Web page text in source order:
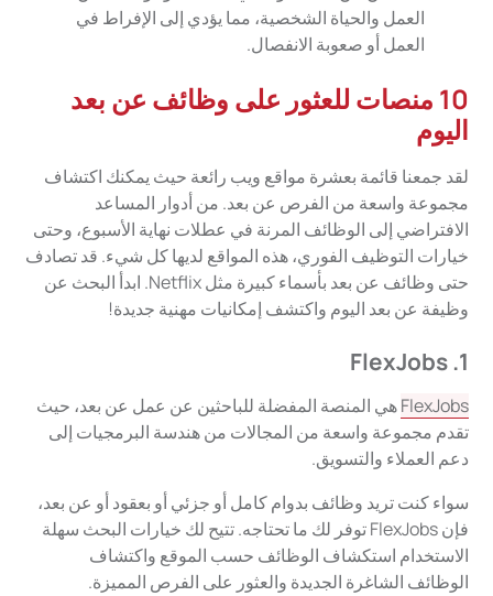
العمل والحياة الشخصية، مما يؤدي إلى الإفراط في
العمل أو صعوبة الانفصال.
10 منصات للعثور على وظائف عن بعد
اليوم
لقد جمعنا قائمة بعشرة مواقع ويب رائعة حيث يمكنك اكتشاف
مجموعة واسعة من الفرص عن بعد. من أدوار المساعد
الافتراضي إلى الوظائف المرنة في عطلات نهاية الأسبوع، وحتى
خيارات التوظيف الفوري، هذه المواقع لديها كل شيء. قد تصادف
حتى وظائف عن بعد بأسماء كبيرة مثل Netflix. ابدأ البحث عن
وظيفة عن بعد اليوم واكتشف إمكانيات مهنية جديدة!
1. FlexJobs
FlexJobsهي المنصة المفضلة للباحثين عن عمل عن بعد، حيث
تقدم مجموعة واسعة من المجالات من هندسة البرمجيات إلى
دعم العملاء والتسويق.
سواء كنت تريد وظائف بدوام كامل أو جزئي أو بعقود أو عن بعد،
فإن FlexJobs توفر لك ما تحتاجه. تتيح لك خيارات البحث سهلة
الاستخدام استكشاف الوظائف حسب الموقع واكتشاف
الوظائف الشاغرة الجديدة والعثور على الفرص المميزة.